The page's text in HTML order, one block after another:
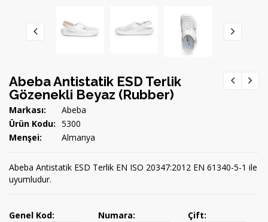
Abeba Antistatik ESD Terlik
Gözenekli Beyaz (Rubber)
Markası:
Abeba
Ürün Kodu: 5300
Menşei:
Almanya
Abeba Antistatik ESD Terlik EN ISO 20347:2012 EN 61340-5-1 ile
uyumludur.
Genel Kod: Numara:
Çift: